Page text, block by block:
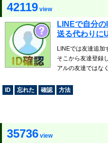
42119 view
LINEで自分
送る代わりに
LINEでは友達追加
そこから友達登録
アルの友達ではな
ID
忘れた 確認 方法
35736 view